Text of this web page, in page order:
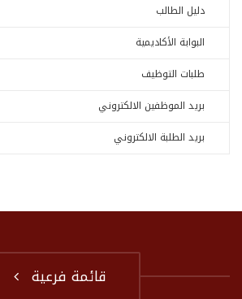
دليل الطالب
البوابة الأكاديمية
طلبات التوظيف
بريد الموظفين الالكتروني
بريد الطلبة الالكتروني
قائمة فرعية